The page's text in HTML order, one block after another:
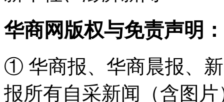
华商网版权与免责声明：
① 华商报、华商晨报、
报所有自采新闻（含图